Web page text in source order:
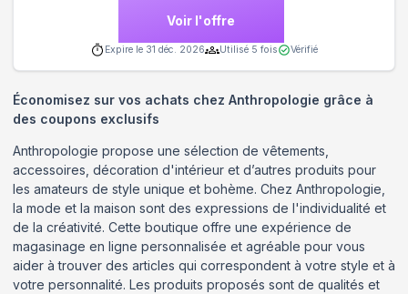
Voir l'offre
Expire le 31 déc. 2026 Utilisé 5 fois Vérifié
Économisez sur vos achats chez Anthropologie grâce à
des coupons exclusifs
Anthropologie propose une sélection de vêtements,
accessoires, décoration d'intérieur et d’autres produits pour
les amateurs de style unique et bohème. Chez Anthropologie,
la mode et la maison sont des expressions de l'individualité et
de la créativité. Cette boutique offre une expérience de
magasinage en ligne personnalisée et agréable pour vous
aider à trouver des articles qui correspondent à votre style et à
votre personnalité. Les produits proposés sont de qualités et